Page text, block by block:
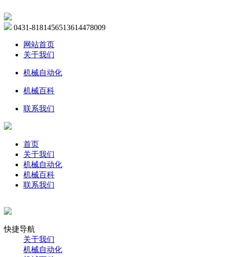
0431-8181456513614478009
网站首页
关于我们
机械自动化
机械百科
联系我们
首页
关于我们
机械自动化
机械百科
联系我们
快捷导航
关于我们
机械自动化